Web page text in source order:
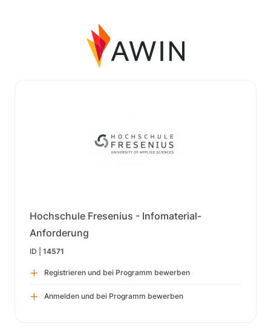
Hochschule Fresenius - Infomaterial-
Anforderung
ID | 14571
Registrieren und bei Programm bewerben
Anmelden und bei Programm bewerben